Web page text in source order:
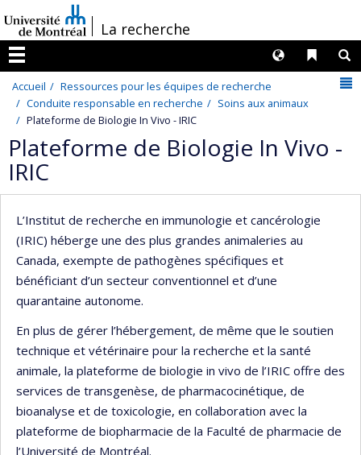
au
contenu
/La recherche
Menu
Liens
Langues
Accueil
Ressources pour les équipes de recherche
Conduite responsable en recherche
Soins aux animaux
Plateforme de Biologie In Vivo - IRIC
Plateforme de Biologie In Vivo -
IRIC
L’Institut de recherche en immunologie et cancérologie
(IRIC) héberge une des plus grandes animaleries au
Canada, exempte de pathogènes spécifiques et
bénéficiant d’un secteur conventionnel et d’une
quarantaine autonome.
En plus de gérer l’hébergement, de même que le soutien
technique et vétérinaire pour la recherche et la santé
animale, la plateforme de biologie in vivo de l’IRIC offre des
services de transgenèse, de pharmacocinétique, de
bioanalyse et de toxicologie, en collaboration avec la
plateforme de biopharmacie de la Faculté de pharmacie de
l’Université de Montréal.